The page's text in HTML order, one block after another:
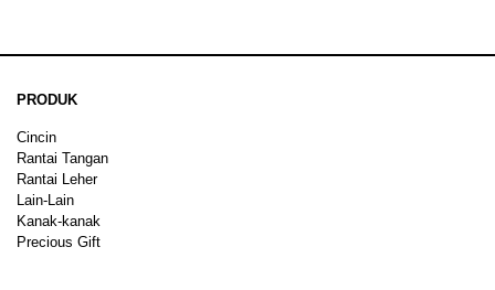
PRODUK
Cincin
Rantai Tangan
Rantai Leher
Lain-Lain
Kanak-kanak
Precious Gift